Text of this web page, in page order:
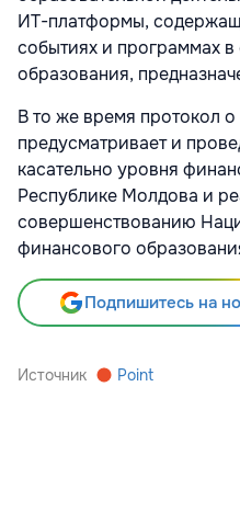
ИТ-платформы,
событиях и программах
образования,
В то же время протокол о
предусматривает и
касательно уровня
Республике Молдова и
совершенствованию
финансового
Подпишитесь на
Источник Point